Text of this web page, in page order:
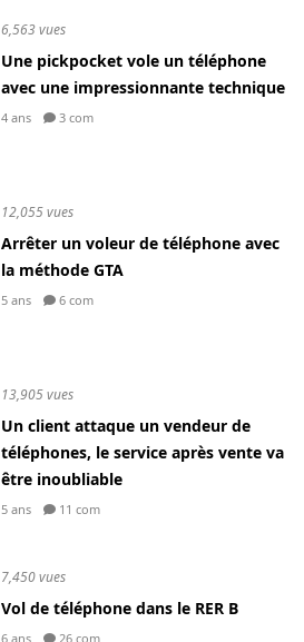
6,563 vues
Une pickpocket vole un téléphone
avec une impressionnante technique
4 ans 3 com
12,055 vues
Arrêter un voleur de téléphone avec
la méthode GTA
5 ans 6 com
13,905 vues
Un client attaque un vendeur de
téléphones, le service après vente va
être inoubliable
5 ans 11 com
7,450 vues
Vol de téléphone dans le RER B
6 ans 26 com